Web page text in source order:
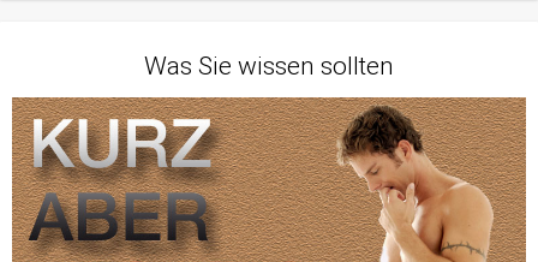
Was Sie wissen sollten